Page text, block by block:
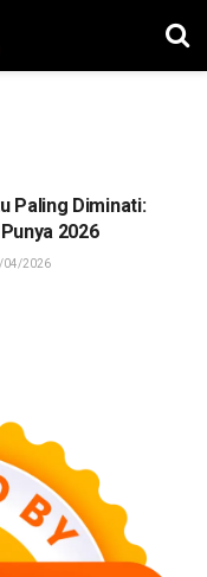
Paling Diminati:
2026
04/2026